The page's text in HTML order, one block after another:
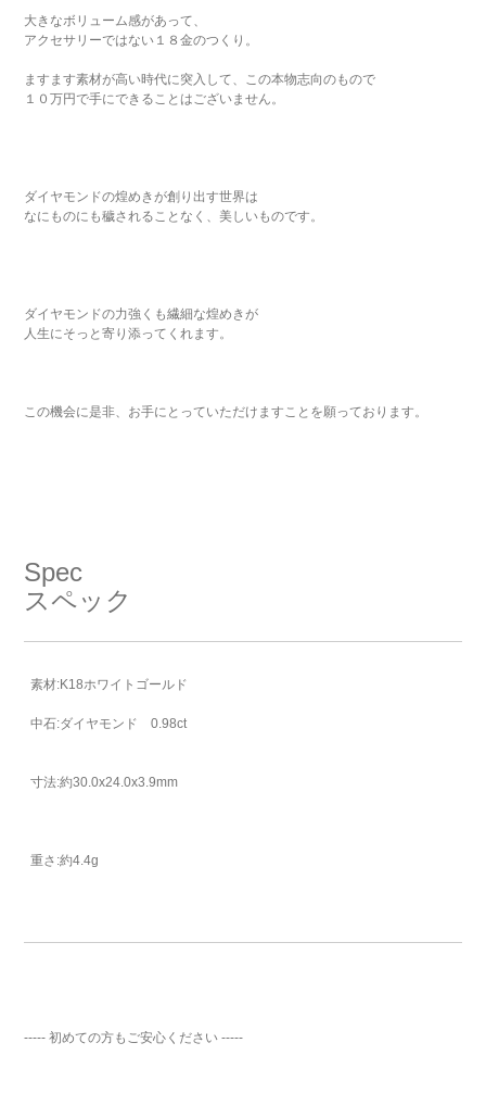
大きなボリューム感があって、
アクセサリーではない１８金のつくり。
ますます素材が高い時代に突入して、この本物志向のもので
１０万円で手にできることはございません。
ダイヤモンドの煌めきが創り出す世界は
なにものにも穢されることなく、美しいものです。
ダイヤモンドの力強くも繊細な煌めきが
人生にそっと寄り添ってくれます。
この機会に是非、お手にとっていただけますことを願っております。
Spec
スペック
素材:K18ホワイトゴールド
中石:ダイヤモンド 0.98ct
寸法:約30.0x24.0x3.9mm
重さ:約4.4g
----- 初めての方もご安心ください -----